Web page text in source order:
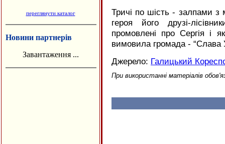
переглянути каталог
Новини партнерів
Завантаження ...
Тричі по шість - залпами
героя його друзі-
промовлені про Сергія і
вимовила громада - “Слава
Джерело: Галицький
При використанні матеріалів